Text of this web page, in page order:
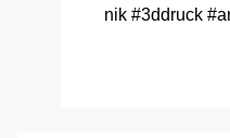
nik #3ddruck